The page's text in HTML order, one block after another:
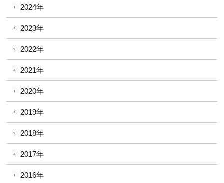
2024年
2023年
2022年
2021年
2020年
2019年
2018年
2017年
2016年